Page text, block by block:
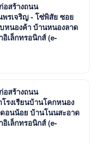
อสร้างถนน
รเจริญ - โซ่พิสัย ซอย
หนองค้า บ้านหนองลาด
เล็กทรอนิกส์ (e-
อสร้างถนน
รงเรียนบ้านโคกหนอง
อนน้อย บ้านโนนสะอาด
เล็กทรอนิกส์ (e-